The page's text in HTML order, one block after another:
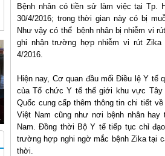
Bệnh nhân có tiền sử làm việc tại Tp.
30/4/2016; trong thời gian này có bị
Như vậy có thể bệnh nhân bị nhiễm vi
ghi nhận trường hợp nhiễm vi rút
4/2016.
Hiện nay, Cơ quan đầu mối Điều lệ Y tế
của Tổ chức Y tế thế giới khu vực Tây
Quốc cung cấp thêm thông tin chi tiết
Việt Nam cũng như nơi bệnh nhân
Nam. Đồng thời Bộ Y tế tiếp tục chỉ
trường hợp nghi ngờ mắc bệnh Zika tại
thời.